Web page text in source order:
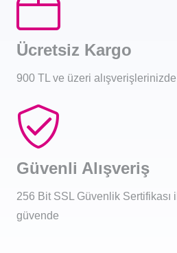
Ücretsiz Kargo
900 TL ve üzeri
Güvenli Alışveriş
256 Bit SSL Güvenlik Sertifikası
güvende